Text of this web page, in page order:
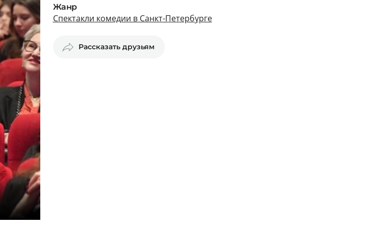
Жанр
Спектакли комедии в Санкт-Петербурге
Рассказать друзьям